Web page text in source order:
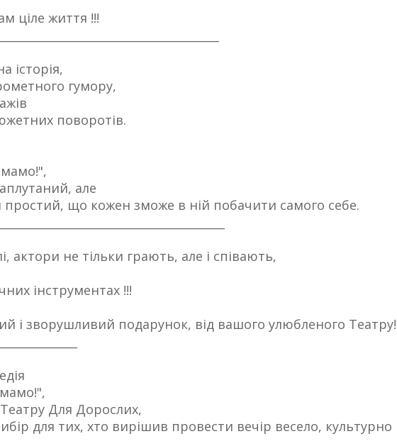
ціле життя !!!
історія,
гумору,
поворотів.
але
простий, що кожен зможе в ній побачити самого себе.
актори не тільки грають, але і співають,
інструментах !!!
і зворушливий подарунок, від вашого улюбленого Театру!
Театру Для Дорослих,
для тих, хто вирішив провести вечір весело, культурно